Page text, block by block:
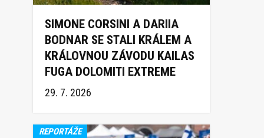
SIMONE CORSINI A DARIIA
BODNAR SE STALI KRÁLEM A
KRÁLOVNOU ZÁVODU KAILAS
FUGA DOLOMITI EXTREME
TRAIL 2026
29. 7. 2026
REPORTÁŽE